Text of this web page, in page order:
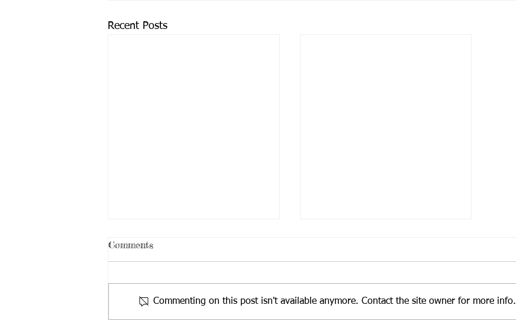
Recent Posts
手作坊-瓶中玫瑰
Comments
Commenting on this post isn't available anymore. Contact the site owner for more info.